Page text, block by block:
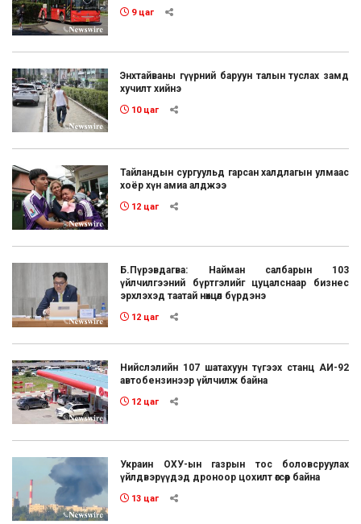
9 цаг
Энхтайваны гүүрний баруун талын туслах замд
хучилт хийнэ
10 цаг
Тайландын сургуульд гарсан халдлагын улмаас
хоёр хүн амиа алджээ
12 цаг
Б.Пүрэвдагва: Найман салбарын 103
үйлчилгээний бүртгэлийг цуцалснаар бизнес
эрхлэхэд таатай нөхцөл бүрдэнэ
12 цаг
Нийслэлийн 107 шатахуун түгээх станц АИ-92
автобензинээр үйлчилж байна
12 цаг
Украин ОХУ-ын газрын тос боловсруулах
үйлдвэрүүдэд дроноор цохилт өгсөөр байна
13 цаг